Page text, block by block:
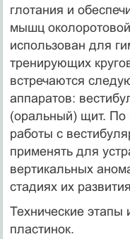
глотания и
мышц
использован для
тренирующих
встречаются
аппаратов:
(оральный) щит. По
работы с
применять для
вертикальных
стадиях их
Технические этапы
пластинок.